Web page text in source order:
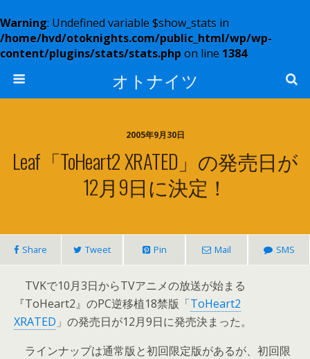
Warning: Undefined variable $show_stats in
/home/hvd/otoknights.com/public_html/wp/wp-
content/plugins/stats/stats.php on line 1384
オトナイツ
2005年9月30日
Leaf「ToHeart2 XRATED」の発売日が
12月9日に決定！
Share Tweet Pin Mail SMS
TVKで10月3日からTVアニメの放送が始まる
『ToHeart2』のPC逆移植18禁版「ToHeart2
XRATED 」の発売日が12月9日に発売決まった。
ラインナップは通常版と初回限定版があるが、初回限